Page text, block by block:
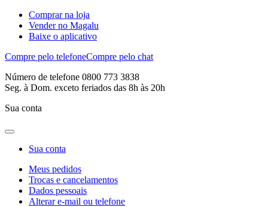
Comprar na loja
Vender no Magalu
Baixe o aplicativo
Compre pelo telefoneCompre pelo chat
Número de telefone 0800 773 3838
Seg. à Dom. exceto feriados das 8h às 20h
Sua conta
Sua conta
Meus pedidos
Trocas e cancelamentos
Dados pessoais
Alterar e-mail ou telefone